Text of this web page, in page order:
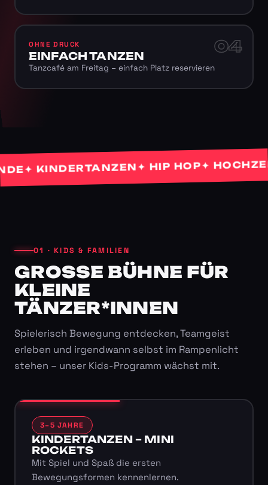
04
OHNE DRUCK
EINFACH TANZEN
Tanzcafé am Freitag – einfach Platz reservieren
KINDERTANZEN✦ HIP HOP✦
01 · KIDS & FAMILIEN
GROSSE BÜHNE FÜR K
LEINE T
ÄNZER*INNEN
Spielerisch Bewegung entdecken, Teamgeist
erleben und irgendwann selbst im Rampenlicht
stehen – unser Kids-Programm wächst mit.
3–5 JAHRE
KINDERTANZEN – MINI
ROCKETS
Mit Spiel und Spaß die ersten
Bewegungsformen kennenlernen.